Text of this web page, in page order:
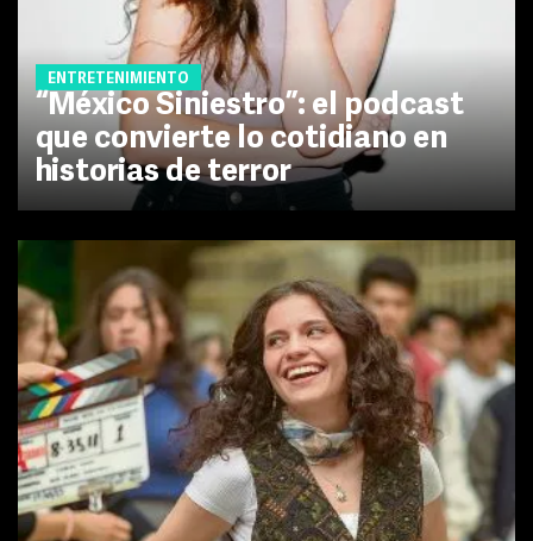
ENTRETENIMIENTO
“México Siniestro”: el podcast
que convierte lo cotidiano en
historias de terror